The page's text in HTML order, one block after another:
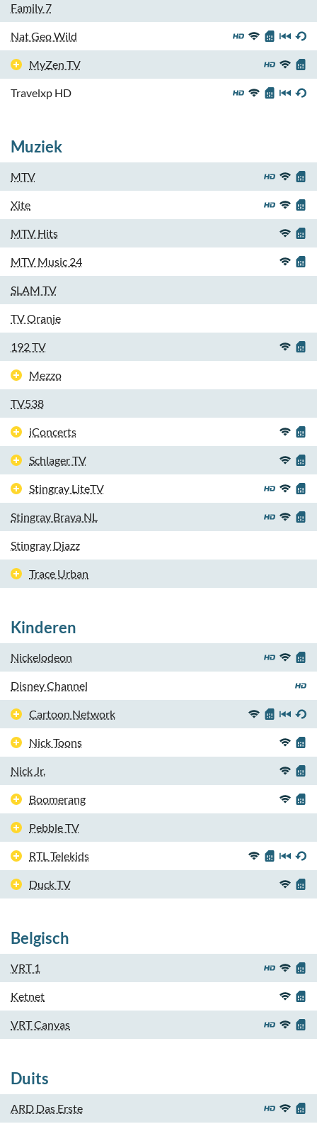
Family 7
Nat Geo Wild
MyZen TV
Travelxp HD
Muziek
MTV
Xite
MTV Hits
MTV Music 24
SLAM TV
TV Oranje
192 TV
Mezzo
TV538
iConcerts
Schlager TV
Stingray LiteTV
Stingray Brava NL
Stingray Djazz
Trace Urban
Kinderen
Nickelodeon
Disney Channel
Cartoon Network
Nick Toons
Nick Jr.
Boomerang
Pebble TV
RTL Telekids
Duck TV
Belgisch
VRT 1
Ketnet
VRT Canvas
Duits
ARD Das Erste